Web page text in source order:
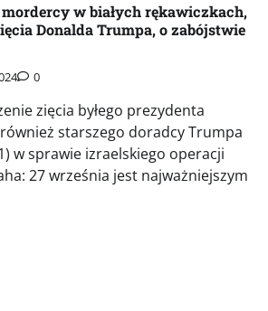
w białych rękawiczkach,
Donalda Trumpa, o zabójstwie
0
zięcia byłego prezydenta
starszego doradcy Trumpa
w sprawie izraelskiego operacji
27 września jest najważniejszym